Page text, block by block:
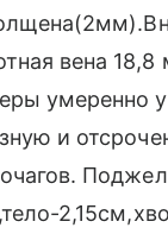
вена
умеренно
и
очагов.